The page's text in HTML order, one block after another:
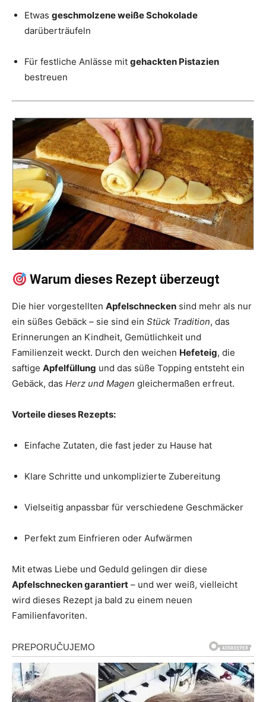
Etwas geschmolzene weiße Schokolade
darüberträufeln
Für festliche Anlässe mit gehackten Pistazien
bestreuen
Warum dieses Rezept überzeugt
Die hier vorgestellten Apfelschnecken sind mehr als nur
ein süßes Gebäck – sie sind ein Stück Tradition, das
Erinnerungen an Kindheit, Gemütlichkeit und
Familienzeit weckt. Durch den weichen Hefeteig, die
saftige Apfelfüllung und das süße Topping entsteht ein
Gebäck, das Herz und Magen gleichermaßen erfreut.
Vorteile dieses Rezepts:
Einfache Zutaten, die fast jeder zu Hause hat
Klare Schritte und unkomplizierte Zubereitung
Vielseitig anpassbar für verschiedene Geschmäcker
Perfekt zum Einfrieren oder Aufwärmen
Mit etwas Liebe und Geduld gelingen dir diese
Apfelschnecken garantiert – und wer weiß, vielleicht
wird dieses Rezept ja bald zu einem neuen
Familienfavoriten.